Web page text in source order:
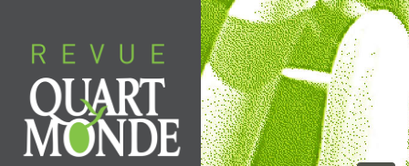
contenu